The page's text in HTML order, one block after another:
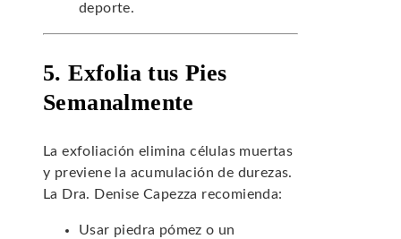
deporte.
5. Exfolia tus Pies
Semanalmente
La exfoliación elimina células muertas
y previene la acumulación de durezas.
La Dra. Denise Capezza recomienda:
Usar piedra pómez o un